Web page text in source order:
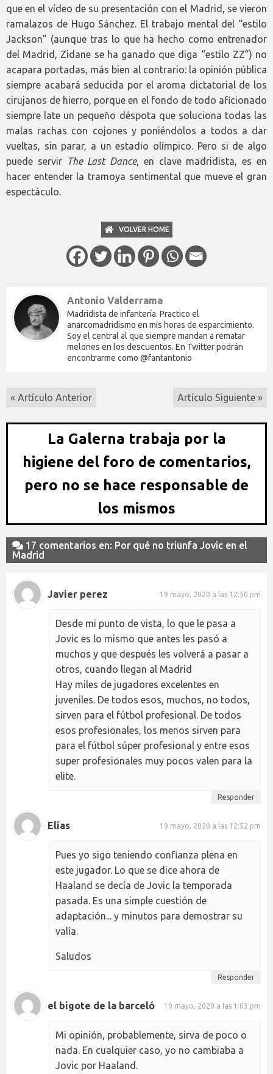
que en el vídeo de su presentación con el Madrid, se vieron
ramalazos de Hugo Sánchez. El trabajo mental del “estilo
Jackson” (aunque tras lo que ha hecho como entrenador
del Madrid, Zidane se ha ganado que diga “estilo ZZ”) no
acapara portadas, más bien al contrario: la opinión pública
siempre acabará seducida por el aroma dictatorial de los
cirujanos de hierro, porque en el fondo de todo aficionado
siempre late un pequeño déspota que soluciona todas las
malas rachas con cojones y poniéndolos a todos a dar
vueltas, sin parar, a un estadio olímpico. Pero si de algo
puede servir The Last Dance, en clave madridista, es en
hacer entender la tramoya sentimental que mueve el gran
espectáculo.
VOLVER HOME
Antonio Valderrama
Madridista de infantería. Practico el
anarcomadridismo en mis horas de esparcimiento.
Soy el central al que siempre mandan a rematar
melones en los descuentos. En Twitter podrán
encontrarme como @fantantonio
« Artículo Anterior Artículo Siguiente »
La Galerna trabaja por la
higiene del foro de comentarios,
pero no se hace responsable de
los mismos
17 comentarios en: Por qué no triunfa Jovic en el
Madrid
Javier perez 19 mayo, 2020 a las 12:50 pm
Desde mi punto de vista, lo que le pasa a
Jovic es lo mismo que antes les pasó a
muchos y que después les volverá a pasar a
otros, cuando llegan al Madrid
Hay miles de jugadores excelentes en
juveniles. De todos esos, muchos, no todos,
sirven para el fútbol profesional. De todos
esos profesionales, los menos sirven para
para el fútbol súper profesional y entre esos
super profesionales muy pocos valen para la
elite.
Responder
Elías 19 mayo, 2020 a las 12:52 pm
Pues yo sigo teniendo confianza plena en
este jugador. Lo que se dice ahora de
Haaland se decía de Jovic la temporada
pasada. Es una simple cuestión de
adaptación... y minutos para demostrar su
valía.
Saludos
Responder
el bigote de la barceló 19 mayo, 2020 a las 1:03 pm
Mi opinión, probablemente, sirva de poco o
nada. En cualquier caso, yo no cambiaba a
Jovic por Haaland.